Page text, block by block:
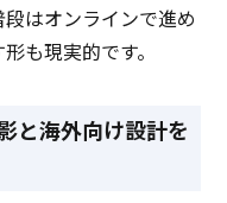
はオンラインで進め
も現実的です。
と海外向け設計を